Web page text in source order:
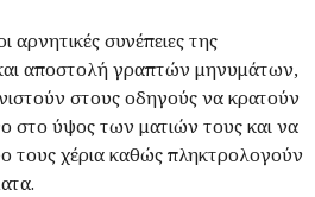
αρνητικές συνέπειες της
αποστολή γραπτών μηνυμάτων,
στους οδηγούς να κρατούν
στο ύψος των ματιών τους και να
τους χέρια καθώς πληκτρολογούν